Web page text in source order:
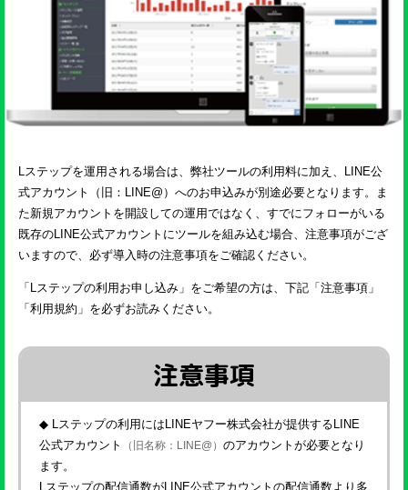
Lステップを運用される場合は、弊社ツールの利用料に加え、LINE公
式アカウント（旧：LINE@）へのお申込みが別途必要となります。ま
た新規アカウントを開設しての運用ではなく、すでにフォローがいる
既存のLINE公式アカウントにツールを組み込む場合、注意事項がござ
いますので、必ず導入時の注意事項をご確認ください。
「Lステップの利用お申し込み」をご希望の方は、下記「注意事項」
「利用規約」を必ずお読みください。
注意事項
◆ Lステップの利用にはLINEヤフー株式会社が提供するLINE
公式アカウント
（旧名称：LINE@） のアカウントが必要となり
ます。
Lステップの配信通数がLINE公式アカウントの配信通数より多